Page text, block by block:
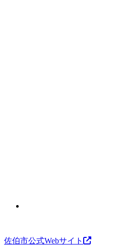
佐伯市公式Webサイト